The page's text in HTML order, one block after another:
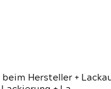
Hersteller +